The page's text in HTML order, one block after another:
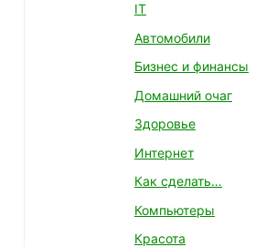
IT
Автомобили
Бизнес и финансы
Домашний очаг
Здоровье
Интернет
Как сделать…
Компьютеры
Красота